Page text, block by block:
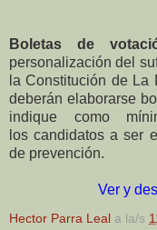
Boletas de
personalización del
la Constitución de La
deberán elaborarse
indique como
loscandidatos a ser
de prevención.
Ver y
Hector Parra Leal a la/s